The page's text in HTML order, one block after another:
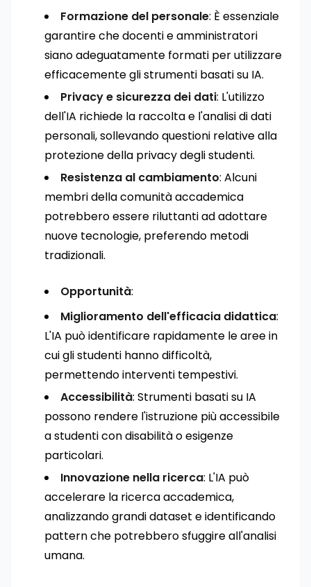
Formazione del personale: È essenziale
garantire che docenti e amministratori
siano adeguatamente formati per utilizzare
efficacemente gli strumenti basati su IA.
Privacy e sicurezza dei dati: L'utilizzo
dell'IA richiede la raccolta e l'analisi di dati
personali, sollevando questioni relative alla
protezione della privacy degli studenti.
Resistenza al cambiamento: Alcuni
membri della comunità accademica
potrebbero essere riluttanti ad adottare
nuove tecnologie, preferendo metodi
tradizionali.
Opportunità:
Miglioramento dell'efficacia didattica:
L'IA può identificare rapidamente le aree in
cui gli studenti hanno difficoltà,
permettendo interventi tempestivi.
Accessibilità: Strumenti basati su IA
possono rendere l'istruzione più accessibile
a studenti con disabilità o esigenze
particolari.
Innovazione nella ricerca: L'IA può
accelerare la ricerca accademica,
analizzando grandi dataset e identificando
pattern che potrebbero sfuggire all'analisi
umana.